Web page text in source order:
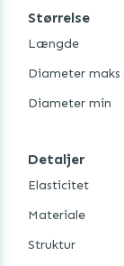
Monster Luirix
oplevelse ud
Størrelse
Længde
Diameter maks
Diameter min
Detaljer
Elasticitet
Materiale
Struktur